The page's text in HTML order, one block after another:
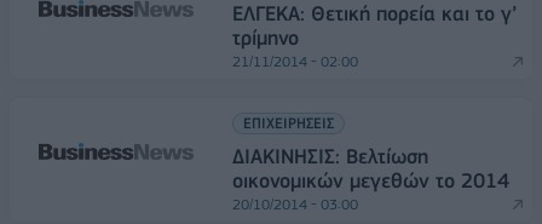
ΕΛΓΕΚΑ: Θετική πορεία και το γ’
τρίμηνο
21/11/2014 - 02:00
ΕΠΙΧΕΙΡΗΣΕΙΣ
ΔΙΑΚΙΝΗΣΙΣ: Βελτίωση
οικονομικών μεγεθών το 2014
20/10/2014 - 03:00